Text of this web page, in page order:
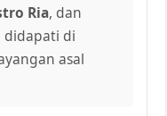
Ria, dan
didapati di
asal